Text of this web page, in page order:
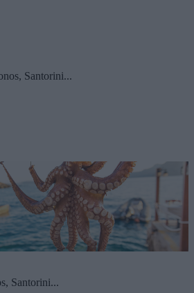
Santorini...
Santorini...